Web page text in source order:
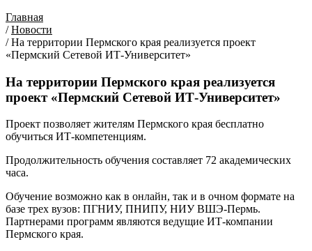
Главная
/ Новости
/ На территории Пермского края реализуется проект
«Пермский Сетевой ИТ-Университет»
На территории Пермского края реализуется
проект «Пермский Сетевой ИТ-Университет»
Проект позволяет жителям Пермского края бесплатно
обучиться ИТ-компетенциям.
Продолжительность обучения составляет 72 академических
часа.
Обучение возможно как в онлайн, так и в очном формате на
базе трех вузов: ПГНИУ, ПНИПУ, НИУ ВШЭ-Пермь.
Партнерами программ являются ведущие ИТ-компании
Пермского края.